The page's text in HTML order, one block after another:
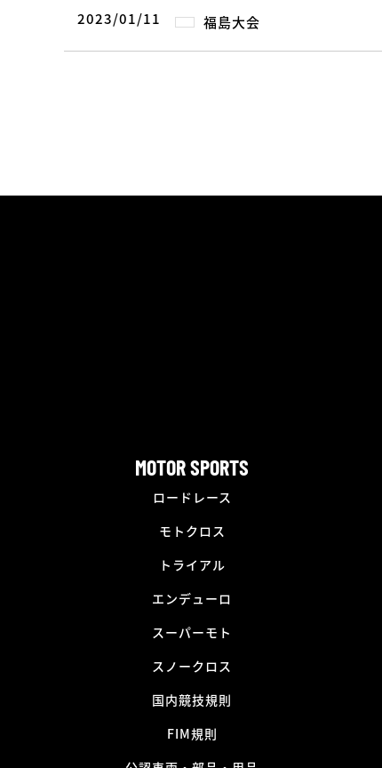
2023/01/11 福島大会
MOTOR SPORTS
ロードレース
モトクロス
トライアル
エンデューロ
スーパーモト
スノークロス
国内競技規則
FIM規則